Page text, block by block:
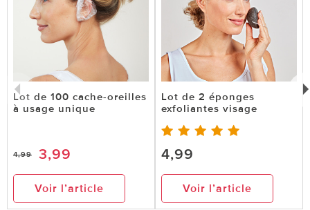
Lot de 100 cache-oreilles
à usage unique
4,99 3,99
Voir l’article
Lot de 2 éponges
exfoliantes visage
4,99
Voir l’article